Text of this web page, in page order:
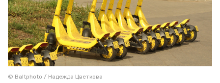
© Baltphoto / Надежда Цветкова